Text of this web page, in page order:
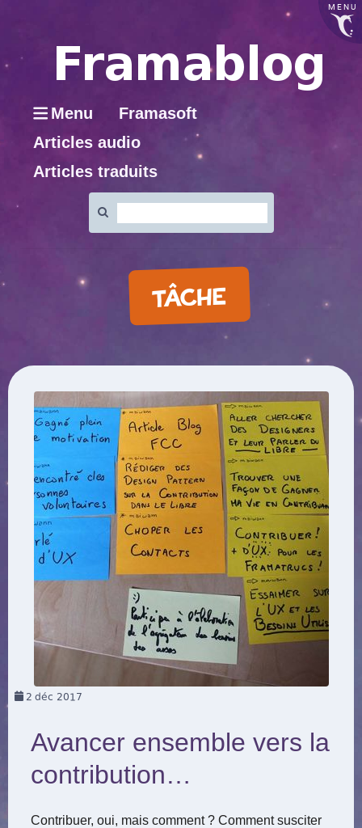
MENU
Menu
Framasoft
Articles audio
Articles traduits
:
TÂCHE
2 déc 2017
Avancer ensemble vers la
contribution…
Contribuer, oui, mais comment ? Comment susciter